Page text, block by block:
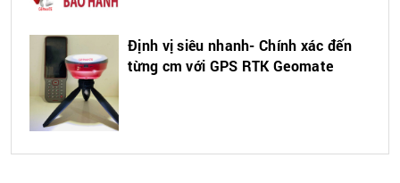
Định vị siêu nhanh- Chính xác đến
từng cm với GPS RTK Geomate